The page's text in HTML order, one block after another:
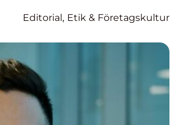
Editorial, Etik & Företagskultur